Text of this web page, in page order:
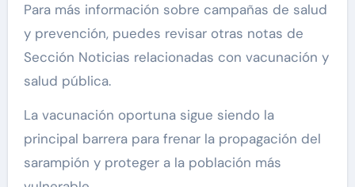
Para más información sobre campañas de salud
y prevención, puedes revisar otras notas de
Sección Noticias relacionadas con vacunación y
salud pública.
La vacunación oportuna sigue siendo la
principal barrera para frenar la propagación del
sarampión y proteger a la población más